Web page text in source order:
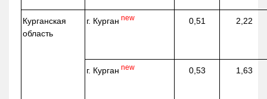
Курганская
область
г. Курган new 0,51 2,22
г. Курган new 0,53 1,63